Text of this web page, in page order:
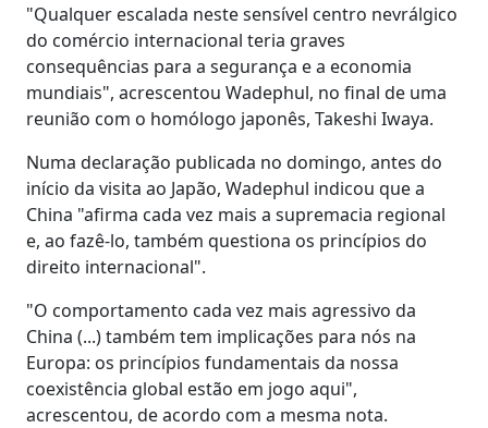
"Qualquer escalada neste sensível centro nevrálgico
do comércio internacional teria graves
consequências para a segurança e a economia
mundiais", acrescentou Wadephul, no final de uma
reunião com o homólogo japonês, Takeshi Iwaya.
Numa declaração publicada no domingo, antes do
início da visita ao Japão, Wadephul indicou que a
China "afirma cada vez mais a supremacia regional
e, ao fazê-lo, também questiona os princípios do
direito internacional".
"O comportamento cada vez mais agressivo da
China (...) também tem implicações para nós na
Europa: os princípios fundamentais da nossa
coexistência global estão em jogo aqui",
acrescentou, de acordo com a mesma nota.